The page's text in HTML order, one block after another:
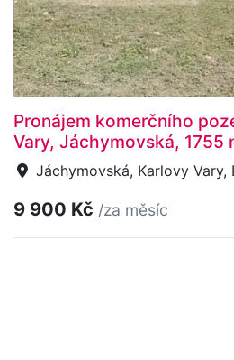
Pronájem komerčního
Vary, Jáchymovská, 1755
Jáchymovská, Karlovy Vary,
9 900 Kč /za měsíc